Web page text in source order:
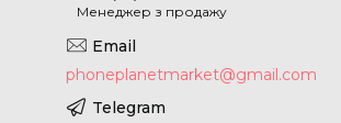
Менеджер з продажу
phoneplanetmarket@gmail.com